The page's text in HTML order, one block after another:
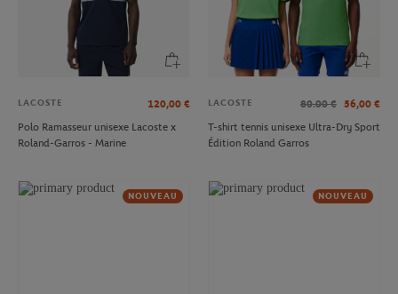
LACOSTE 120,00 €
Polo Ramasseur unisexe Lacoste x
Roland-Garros - Marine
LACOSTE 80.00 € 56,00 €
T-shirt tennis unisexe Ultra-Dry Sport
Édition Roland Garros
NOUVEAU NOUVEAU